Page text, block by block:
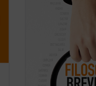
tocar, abrazar y besar;
morir son los cabos
los verbos y sus